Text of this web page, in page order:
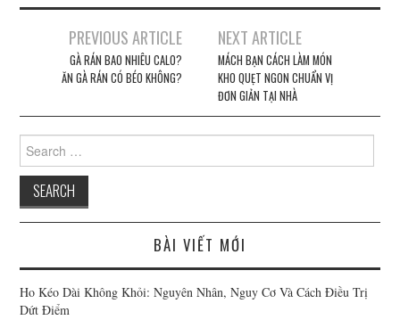
Post navigation
PREVIOUS ARTICLE
GÀ RÁN BAO NHIÊU CALO?
ĂN GÀ RÁN CÓ BÉO KHÔNG?
NEXT ARTICLE
MÁCH BẠN CÁCH LÀM MÓN
KHO QUẸT NGON CHUẨN VỊ
ĐƠN GIẢN TẠI NHÀ
Search for:
BÀI VIẾT MỚI
Ho Kéo Dài Không Khỏi: Nguyên Nhân, Nguy Cơ Và Cách Điều Trị
Dứt Điểm